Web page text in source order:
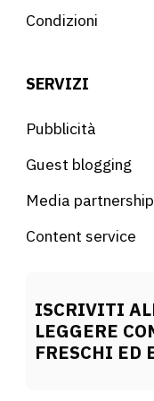
Condizioni
SERVIZI
Pubblicità
Guest blogging
Media partnership
Content service
ISCRIVITI
LEGGERE
FRESCHI ED